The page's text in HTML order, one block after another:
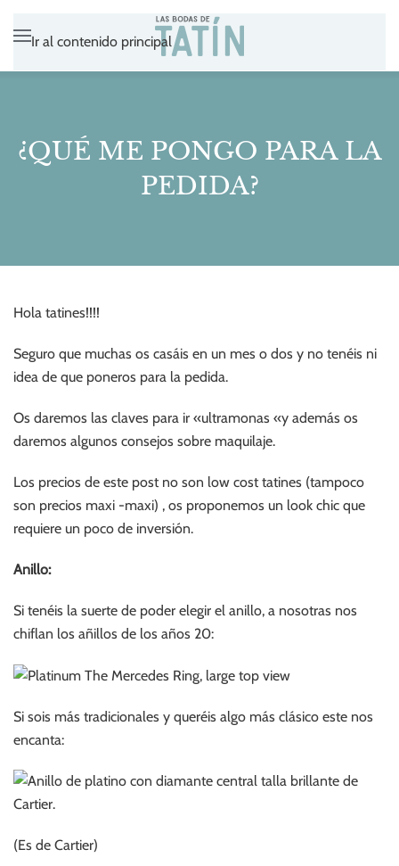
Ir al contenido principal
¿QUÉ ME PONGO PARA LA
PEDIDA?
Hola tatines!!!!
Seguro que muchas os casáis en un mes o dos y no tenéis ni
idea de que poneros para la pedida.
Os daremos las claves para ir «ultramonas «y además os
daremos algunos consejos sobre maquilaje.
Los precios de este post no son low cost tatines (tampoco
son precios maxi -maxi) , os proponemos un look chic que
requiere un poco de inversión.
Anillo:
Si tenéis la suerte de poder elegir el anillo, a nosotras nos
chiflan los añillos de los años 20:
Si sois más tradicionales y queréis algo más clásico este nos
encanta:
(Es de Cartier)